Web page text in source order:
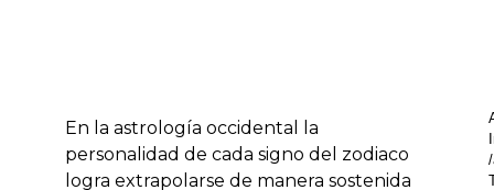
En la astrología occidental la
personalidad de cada signo del zodiaco
logra extrapolarse de manera sostenida